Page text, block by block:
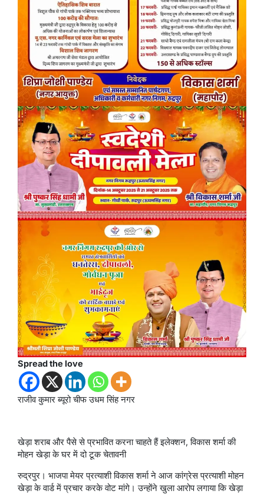
Spread the love
राजीव कुमार ब्यूरो चीफ उधम सिंह नगर
खेड़ा शराब और पैसे से प्रभावित करना चाहते हैं इलेक्शन, विकास शर्मा की
मोहन खेड़ा के घर में दो टूक चेतावनी
रुद्रपुर। भाजपा मेयर प्रत्याशी विकास शर्मा ने आज कांग्रेस प्रत्याशी मोहन
खेड़ा के वार्ड में प्रचार करके वोट मांगे। उन्होंने खुला आरोप लगाया कि खेड़ा